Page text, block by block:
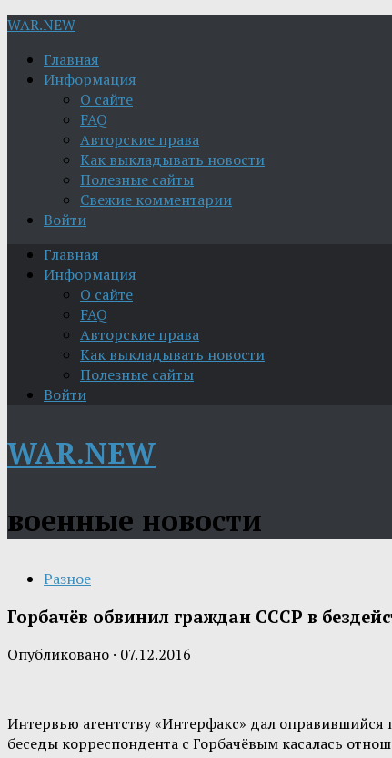
WAR.NEW
Главная
Информация
О сайте
FAQ
Авторские права
Как выкладывать новости
Полезные сайты
Свежие комментарии
Войти
Главная
Информация
О сайте
FAQ
Авторские права
Как выкладывать новости
Полезные сайты
Войти
WAR.NEW
военные новости
Разное
Горбачёв обвинил граждан СССР в
Опубликовано · 07.12.2016
Интервью агентству «Интерфакс» дал
беседы корреспондента с Горбачёвым касалась